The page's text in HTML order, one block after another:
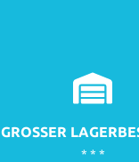
GROSSER
* * *